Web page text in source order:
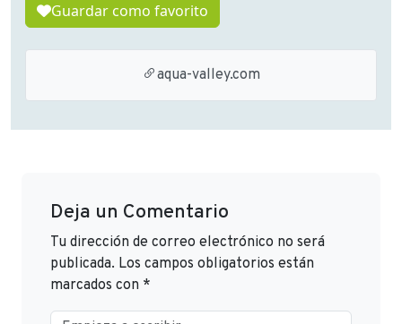
Guardar como favorito
aqua-valley.com
Deja un Comentario
Tu dirección de correo electrónico no será
publicada. Los campos obligatorios están
marcados con *